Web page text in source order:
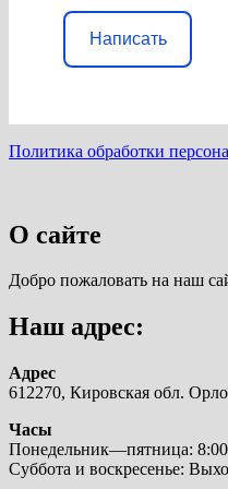
Написать
Политика обработки
О сайте
Добро пожаловать на наш
Наш адрес:
Адрес
612270, Кировская обл.
Часы
Понедельник—пятница:
Суббота и воскресенье: